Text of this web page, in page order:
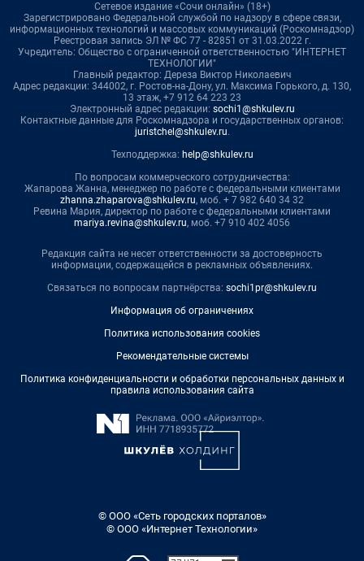
Сетевое издание «Сочи онлайн» (18+)
Зарегистрировано Федеральной службой по надзору в сфере связи,
информационных технологий и массовых коммуникаций (Роскомнадзор)
Реестровая запись ЭЛ № ФС 77 - 82851 от 31.03.2022 г.
Учредитель: Общество с ограниченной ответственностью "ИНТЕРНЕТ
ТЕХНОЛОГИИ"
Главный редактор: Дереза Виктор Николаевич
Адрес редакции: 344002, г. Ростов-на-Дону, ул. Максима Горького, д. 130,
13 этаж, +7 912 64 223 23
Электронный адрес редакции: sochi1@shkulev.ru
Контактные данные для Роскомнадзора и государственных органов:
juristchel@shkulev.ru.
Техподдержка: help@shkulev.ru
По вопросам коммерческого сотрудничества:
Жапарова Жанна, менеджер по работе с федеральными клиентами
zhanna.zhaparova@shkulev.ru, моб. + 7 982 640 34 32
Ревина Мария, директор по работе с федеральными клиентами
mariya.revina@shkulev.ru, моб. +7 910 402 4056
Редакция сайта не несет ответственности за достоверность
информации, содержащейся в рекламных объявлениях.
Связаться по вопросам партнёрства: sochi1pr@shkulev.ru
Информация об ограничениях
Политика использования cookies
Рекомендательные системы
Политика конфиденциальности и обработки персональных данных и
правила использования сайта
© ООО «Сеть городских порталов»
© ООО «Интернет Технологии»